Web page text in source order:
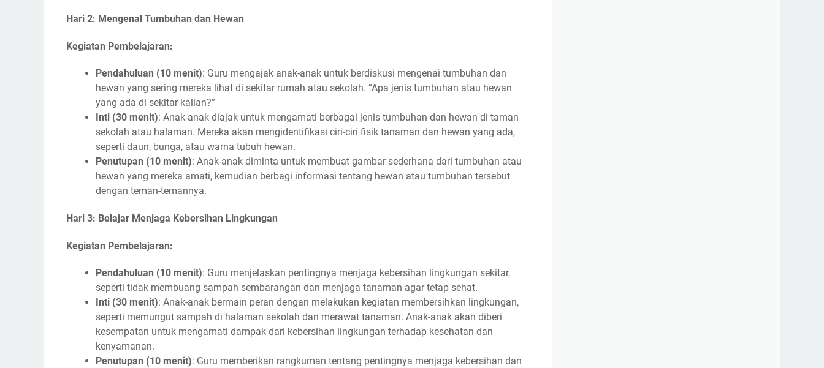
Hari 2: Mengenal Tumbuhan dan Hewan
Kegiatan Pembelajaran:
Pendahuluan (10 menit): Guru mengajak anak-anak untuk berdiskusi mengenai tumbuhan dan
hewan yang sering mereka lihat di sekitar rumah atau sekolah. “Apa jenis tumbuhan atau hewan
yang ada di sekitar kalian?”
Inti (30 menit): Anak-anak diajak untuk mengamati berbagai jenis tumbuhan dan hewan di taman
sekolah atau halaman. Mereka akan mengidentifikasi ciri-ciri fisik tanaman dan hewan yang ada,
seperti daun, bunga, atau warna tubuh hewan.
Penutupan (10 menit): Anak-anak diminta untuk membuat gambar sederhana dari tumbuhan atau
hewan yang mereka amati, kemudian berbagi informasi tentang hewan atau tumbuhan tersebut
dengan teman-temannya.
Hari 3: Belajar Menjaga Kebersihan Lingkungan
Kegiatan Pembelajaran:
Pendahuluan (10 menit): Guru menjelaskan pentingnya menjaga kebersihan lingkungan sekitar,
seperti tidak membuang sampah sembarangan dan menjaga tanaman agar tetap sehat.
Inti (30 menit): Anak-anak bermain peran dengan melakukan kegiatan membersihkan lingkungan,
seperti memungut sampah di halaman sekolah dan merawat tanaman. Anak-anak akan diberi
kesempatan untuk mengamati dampak dari kebersihan lingkungan terhadap kesehatan dan
kenyamanan.
Penutupan (10 menit): Guru memberikan rangkuman tentang pentingnya menjaga kebersihan dan